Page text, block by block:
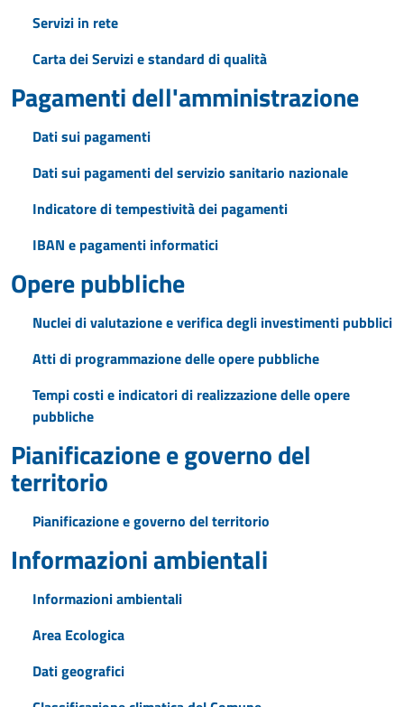
Servizi in rete
Carta dei Servizi e standard di qualità
Pagamenti dell'amministrazione
Dati sui pagamenti
Dati sui pagamenti del servizio sanitario nazionale
Indicatore di tempestività dei pagamenti
IBAN e pagamenti informatici
Opere pubbliche
Nuclei di valutazione e verifica degli investimenti pubblici
Atti di programmazione delle opere pubbliche
Tempi costi e indicatori di realizzazione delle opere
pubbliche
Pianificazione e governo del
territorio
Pianificazione e governo del territorio
Informazioni ambientali
Informazioni ambientali
Area Ecologica
Dati geografici